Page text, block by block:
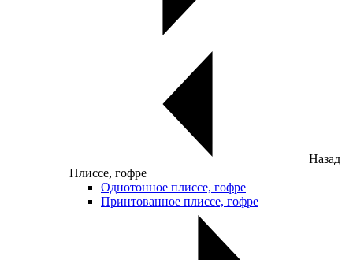
Назад
Плиссе, гофре
Однотонное плиссе, гофре
Принтованное плиссе, гофре